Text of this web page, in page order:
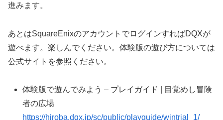
進みます。
あとはSquareEnixのアカウントでログインすればDQXが
遊べます。楽しんでください。体験版の遊び方については
公式サイトを参照ください。
体験版で遊んでみよう – プレイガイド | 目覚めし冒険
者の広場
https://hiroba.dqx.jp/sc/public/playguide/wintrial_1/